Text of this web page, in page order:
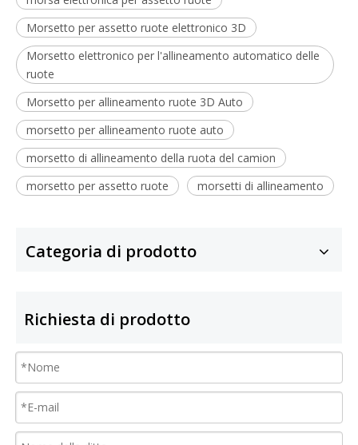
Morsetto per assetto ruote elettronico 3D
Morsetto elettronico per l'allineamento automatico delle
ruote
Morsetto per allineamento ruote 3D Auto
morsetto per allineamento ruote auto
morsetto di allineamento della ruota del camion
morsetto per assetto ruote
morsetti di allineamento
Categoria di prodotto
Richiesta di prodotto